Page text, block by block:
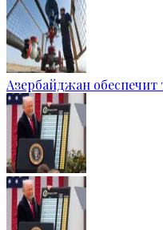
Азербайджан обеспечит